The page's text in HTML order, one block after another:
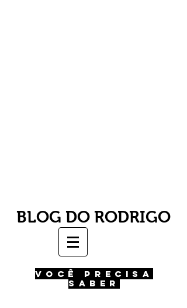
BLOG DO RODRIGO
VOCÊ PRECISA
SABER